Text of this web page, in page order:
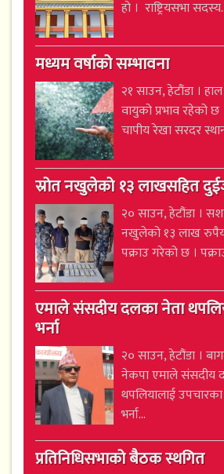
हो । राष्ट्रियसभा
मध्यम वर्षाको सम्भावना
२१ साउन, हेटौंडा ।
वायुको प्रभाव रहेको
चापीय रेखा सरदर
स्रोत नखुलेको १३ लाखसहित
२० साउन, हेटौंडा ।
नखुलेको १३ लाख
पक्राउ गरेको छ ।
एमाले संसदीय दलका नेता
भर्ना
२० साउन, हेटौंडा ।
नेकपा एमाले संसदीय
थपलियालाई
भर्ना...
प्रतिनिधिसभाको बैठक स्थगित